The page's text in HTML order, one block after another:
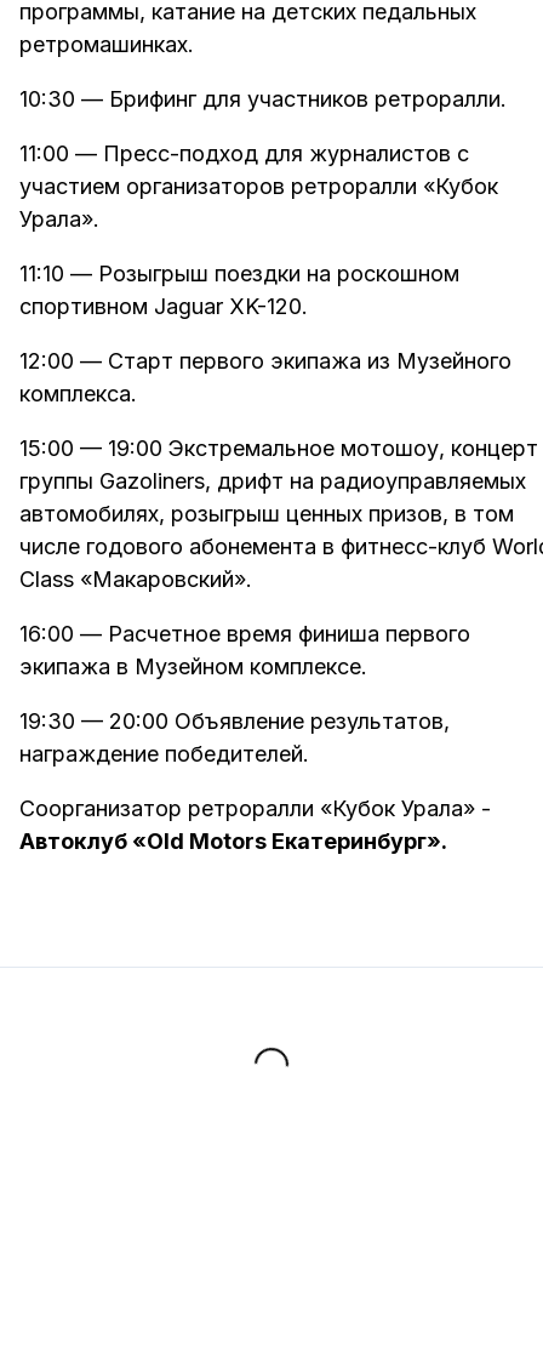
программы, катание на детских педальных
ретромашинках.
10:30 — Брифинг для участников ретроралли.
11:00 — Пресс-подход для журналистов с
участием организаторов ретроралли «Кубок
Урала».
11:10 — Розыгрыш поездки на роскошном
спортивном Jaguar XK-120.
12:00 — Старт первого экипажа из Музейного
комплекса.
15:00 — 19:00 Экстремальное мотошоу, концерт
группы Gazoliners, дрифт на радиоуправляемых
автомобилях, розыгрыш ценных призов, в том
числе годового абонемента в фитнесс-клуб
Class «Макаровский».
16:00 — Расчетное время финиша первого
экипажа в Музейном комплексе.
19:30 — 20:00 Объявление результатов,
награждение победителей.
Соорганизатор ретроралли «Кубок Урала» -
Автоклуб «Old Motors Екатеринбург».
Loading...